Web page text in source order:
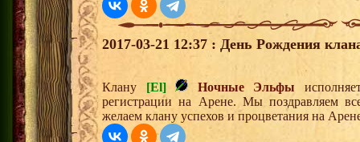
2017-03-21 12:37 : День Рождения
Клану [El] Ночные Эльфы
регистрации на Арене. Мы поздравляем
желаем клану успехов и процветания на